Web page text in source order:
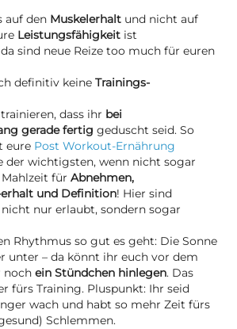
auf den Muskelerhalt und nicht auf
Leistungsfähigkeit ist
sind neue Reize too much für euren
definitiv keine Trainings-
dass ihr bei
gerade fertig geduscht seid. So
eure Post Workout-Ernährung
der wichtigsten, wenn nicht sogar
für Abnehmen,
und Definition! Hier sind
nur erlaubt, sondern sogar
Rhythmus so gut es geht: Die Sonne
unter – da könnt ihr euch vor dem
noch ein Stündchen hinlegen. Das
fürs Training. Pluspunkt: Ihr seid
wach und habt so mehr Zeit fürs
Schlemmen.